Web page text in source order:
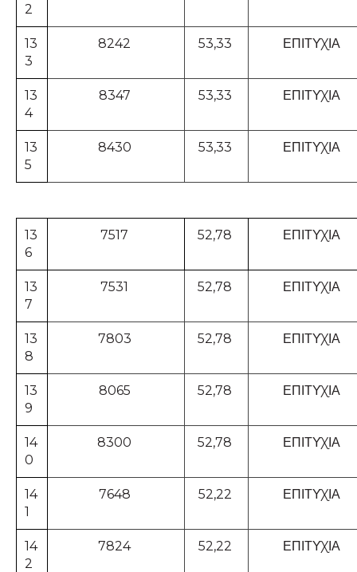
2
13
3
8242 53,33 ΕΠΙΤΥΧΙΑ
13
4
8347 53,33 ΕΠΙΤΥΧΙΑ
13
5
8430 53,33 ΕΠΙΤΥΧΙΑ
13
6
7517 52,78 ΕΠΙΤΥΧΙΑ
13
7
7531 52,78 ΕΠΙΤΥΧΙΑ
13
8
7803 52,78 ΕΠΙΤΥΧΙΑ
13
9
8065 52,78 ΕΠΙΤΥΧΙΑ
14
0
8300 52,78 ΕΠΙΤΥΧΙΑ
14
1
7648 52,22 ΕΠΙΤΥΧΙΑ
14
2
7824 52,22 ΕΠΙΤΥΧΙΑ